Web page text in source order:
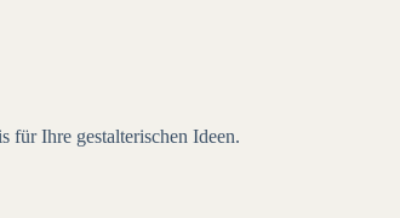
für Ihre gestalterischen Ideen.